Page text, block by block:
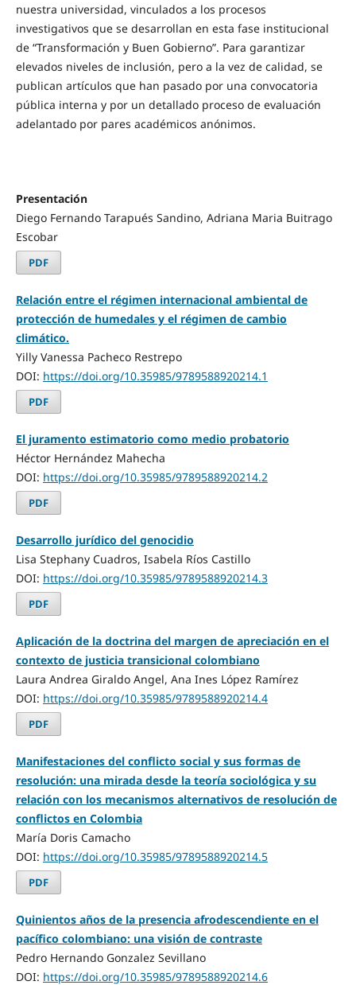
nuestra universidad, vinculados a los procesos
investigativos que se desarrollan en esta fase institucional
de “Transformación y Buen Gobierno”. Para garantizar
elevados niveles de inclusión, pero a la vez de calidad, se
publican artículos que han pasado por una convocatoria
pública interna y por un detallado proceso de evaluación
adelantado por pares académicos anónimos.
Presentación
Diego Fernando Tarapués Sandino, Adriana Maria Buitrago
Escobar
PDF
Relación entre el régimen internacional ambiental de
protección de humedales y el régimen de cambio
climático.
Yilly Vanessa Pacheco Restrepo
DOI: https://doi.org/10.35985/9789588920214.1
PDF
El juramento estimatorio como medio probatorio
Héctor Hernández Mahecha
DOI: https://doi.org/10.35985/9789588920214.2
PDF
Desarrollo jurídico del genocidio
Lisa Stephany Cuadros, Isabela Ríos Castillo
DOI: https://doi.org/10.35985/9789588920214.3
PDF
Aplicación de la doctrina del margen de apreciación en el
contexto de justicia transicional colombiano
Laura Andrea Giraldo Angel, Ana Ines López Ramírez
DOI: https://doi.org/10.35985/9789588920214.4
PDF
Manifestaciones del conflicto social y sus formas de
resolución: una mirada desde la teoría sociológica y su
relación con los mecanismos alternativos de resolución de
conflictos en Colombia
María Doris Camacho
DOI: https://doi.org/10.35985/9789588920214.5
PDF
Quinientos años de la presencia afrodescendiente en el
pacífico colombiano: una visión de contraste
Pedro Hernando Gonzalez Sevillano
DOI: https://doi.org/10.35985/9789588920214.6